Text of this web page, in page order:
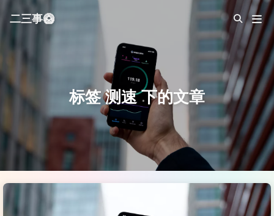
标签 测速 下的文章
二三事🥝